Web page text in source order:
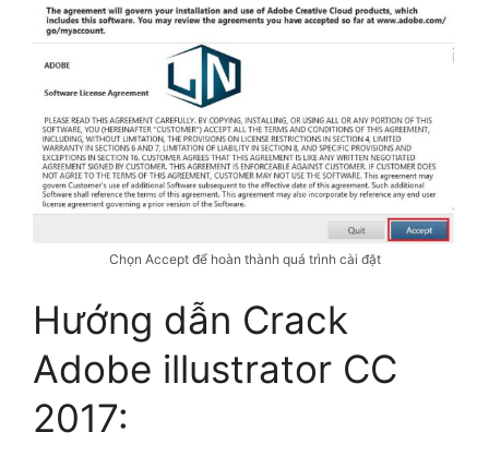
Chọn Accept để hoàn thành quá trình cài đặt
Hướng dẫn Crack
Adobe illustrator CC
2017: